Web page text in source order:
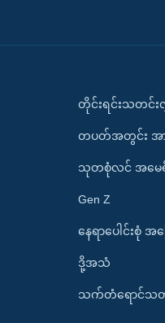
တိုင်းရင်းသတင်း
တပတ်အတွင်း အာ
သုတစုံလင် အမေ
Gen Z
နေရာပေါင်းစုံ အ
ဒို့အသံ
သက်တံရောင်သ